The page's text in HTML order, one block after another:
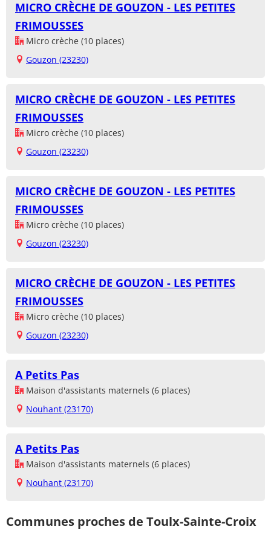
MICRO CRÈCHE DE GOUZON - LES PETITES
FRIMOUSSES
Micro crèche (10 places)
Gouzon (23230)
MICRO CRÈCHE DE GOUZON - LES PETITES
FRIMOUSSES
Micro crèche (10 places)
Gouzon (23230)
MICRO CRÈCHE DE GOUZON - LES PETITES
FRIMOUSSES
Micro crèche (10 places)
Gouzon (23230)
MICRO CRÈCHE DE GOUZON - LES PETITES
FRIMOUSSES
Micro crèche (10 places)
Gouzon (23230)
A Petits Pas
Maison d'assistants maternels (6 places)
Nouhant (23170)
A Petits Pas
Maison d'assistants maternels (6 places)
Nouhant (23170)
Communes proches de Toulx-Sainte-Croix